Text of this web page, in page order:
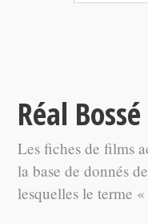
Réal Bossé
Les fiches de films
la base de donnés
lesquelles le terme